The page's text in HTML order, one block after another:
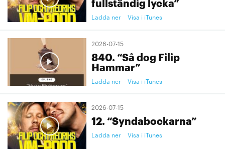
Ladda ner Visa i iTunes
2026-07-15
840. “Så dog Filip
Hammar”
Ladda ner Visa i iTunes
2026-07-15
12. “Syndabockarna”
Ladda ner Visa i iTunes